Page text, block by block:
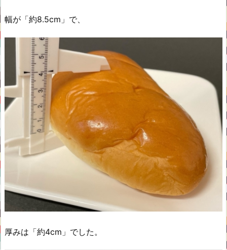
幅が「約8.5cm」で、
厚みは「約4cm」でした。